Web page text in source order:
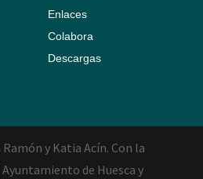
Enlaces
Colabora
Descargas
y Katia Acín. Con la
de Huesca y